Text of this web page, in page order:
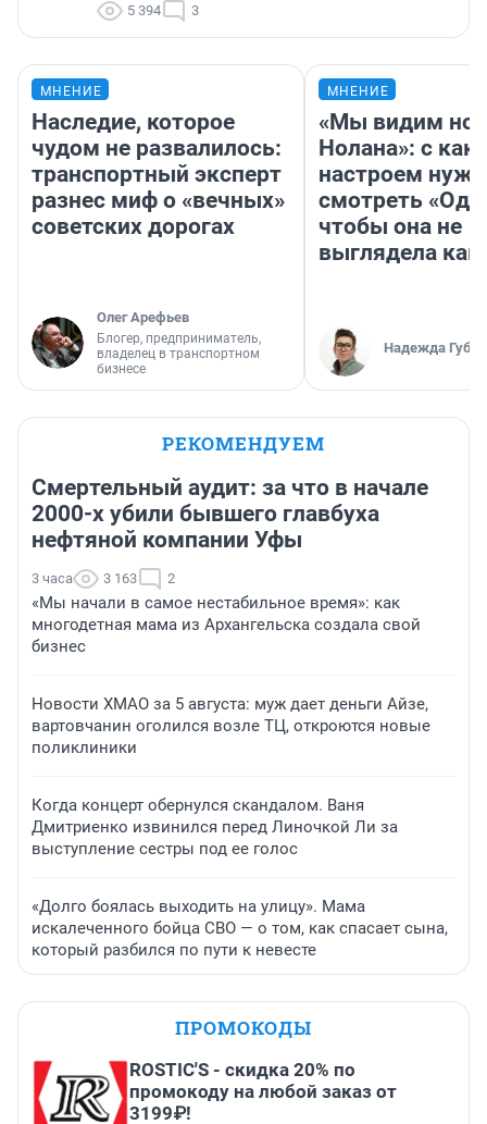
5 394 3
МНЕНИЕ
Наследие, которое
чудом не развалилось:
транспортный эксперт
разнес миф о «вечных»
советских дорогах
Олег Арефьев
Блогер, предприниматель,
владелец в транспортном
бизнесе
МНЕНИЕ
«Мы видим
Нолана»: с
настроем
смотреть
чтобы она не
выглядела как
Надежда
РЕКОМЕНДУЕМ
Смертельный аудит: за что в начале
2000-х убили бывшего главбуха
нефтяной компании Уфы
3 часа 3 163 2
«Мы начали в самое нестабильное время»: как
многодетная мама из Архангельска создала свой
бизнес
Новости ХМАО за 5 августа: муж дает деньги Айзе,
вартовчанин оголился возле ТЦ, откроются новые
поликлиники
Когда концерт обернулся скандалом. Ваня
Дмитриенко извинился перед Линочкой Ли за
выступление сестры под ее голос
«Долго боялась выходить на улицу». Мама
искалеченного бойца СВО — о том, как спасает сына,
который разбился по пути к невесте
ПРОМОКОДЫ
ROSTIC'S - скидка 20% по
промокоду на любой заказ от
3199₽!